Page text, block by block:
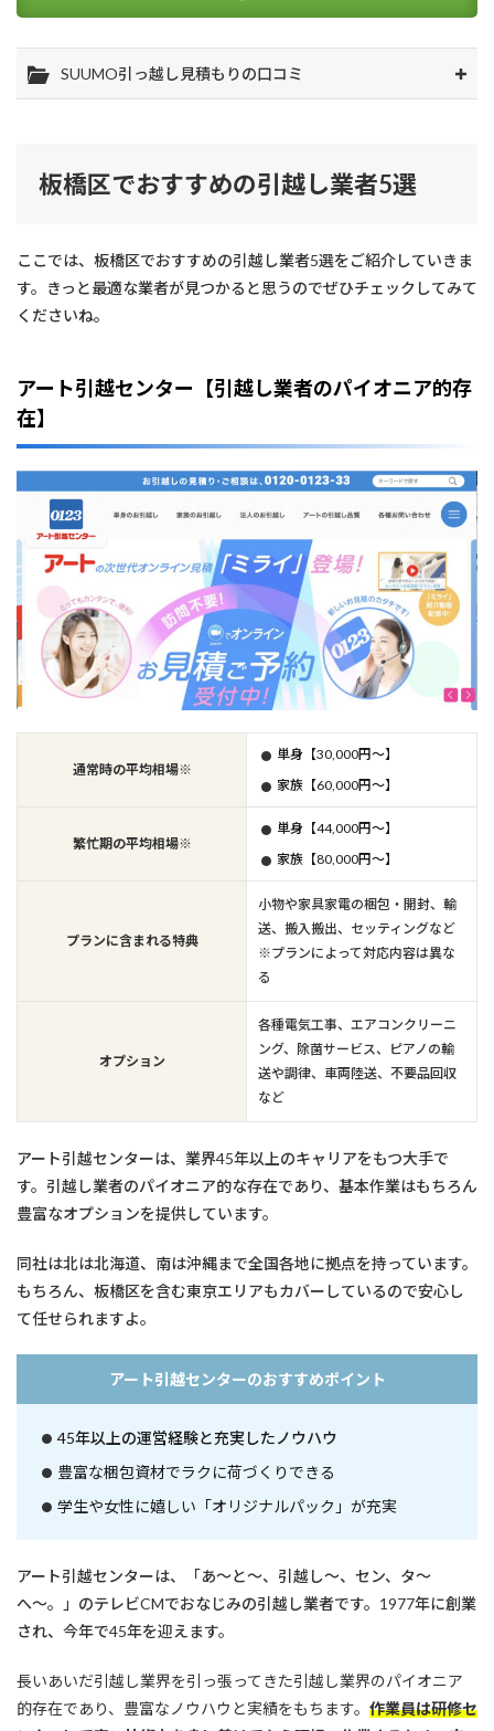
SUUMO引っ越し見積もりの口コミ
板橋区でおすすめの引越し業者5選
ここでは、板橋区でおすすめの引越し業者5選をご紹介していきま
す。きっと最適な業者が見つかると思うのでぜひチェックしてみて
くださいね。
アート引越センター【引越し業者のパイオニア的存
在】
通常時の平均相場※
単身【30,000円～】
家族【60,000円～】
繁忙期の平均相場※
単身【44,000円～】
家族【80,000円～】
プランに含まれる特典
小物や家具家電の梱包・開封、輸
送、搬入搬出、セッティングなど
※プランによって対応内容は異な
る
オプション
各種電気工事、エアコンクリーニ
ング、除菌サービス、ピアノの輸
送や調律、車両陸送、不要品回収
など
アート引越センターは、業界45年以上のキャリアをもつ大手で
す。引越し業者のパイオニア的な存在であり、基本作業はもちろん
豊富なオプションを提供しています。
同社は北は北海道、南は沖縄まで全国各地に拠点を持っています。
もちろん、板橋区を含む東京エリアもカバーしているので安心し
て任せられますよ。
アート引越センターのおすすめポイント
45年以上の運営経験と充実したノウハウ
豊富な梱包資材でラクに荷づくりできる
学生や女性に嬉しい「オリジナルパック」が充実
アート引越センターは、「あ〜と〜、引越し〜、セン、タ〜
へ〜。」のテレビCMでおなじみの引越し業者です。1977年に創業
され、今年で45年を迎えます。
長いあいだ引越し業界を引っ張ってきた引越し業界のパイオニア
的存在であり、豊富なノウハウと実績をもちます。 作業員は研修セ